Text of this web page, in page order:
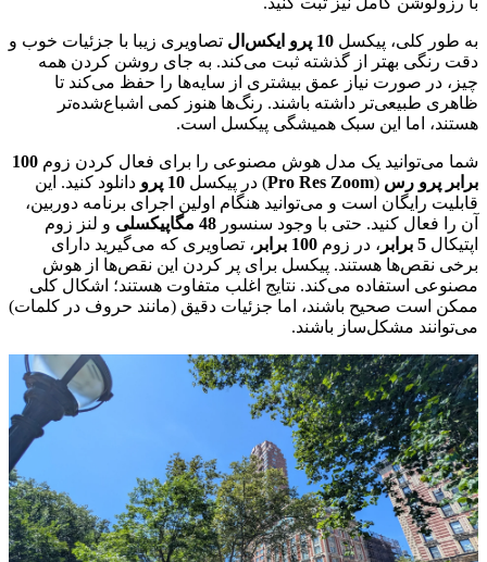
به طور کلی، پیکسل 10 پرو ایکس‌ال
تصاویری زیبا با جزئیات خوب و
دقت رنگی بهتر از گذشته ثبت می‌کند. به جای روشن کردن همه
چیز، در صورت نیاز عمق بیشتری از سایه‌ها را حفظ می‌کند تا
ظاهری طبیعی‌تر داشته باشند. رنگ‌ها هنوز کمی اشباع‌شده‌تر
هستند، اما این سبک همیشگی پیکسل است.
شما می‌توانید یک مدل هوش مصنوعی را برای فعال کردن زوم 100
برابر پرو رس (
Pro Res Zoom) در پیکسل 10 پرو
دانلود کنید. این
قابلیت رایگان است و می‌توانید هنگام اولین اجرای برنامه دوربین،
آن را فعال کنید. حتی با وجود سنسور 48 مگاپیکسلی
و لنز زوم
اپتیکال 5 برابر ، در زوم 100 برابر
، تصاویری که می‌گیرید دارای
برخی نقص‌ها هستند. پیکسل برای پر کردن این نقص‌ها از هوش
مصنوعی استفاده می‌کند. نتایج اغلب متفاوت هستند؛ اشکال کلی
ممکن است صحیح باشند، اما جزئیات دقیق (مانند حروف در کلمات)
می‌توانند مشکل‌ساز باشند.